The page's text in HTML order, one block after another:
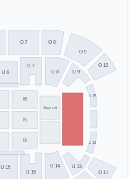
O 11
O 10
O 9
O 8
O 7
U 16
U 15
U 14 U 13
U 12
U 10
U 9
U 8
U 7
U 6
I4
I5
I6
Stage Left